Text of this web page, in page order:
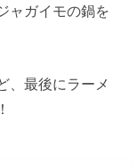
ャガイモの鍋を
、最後にラーメ